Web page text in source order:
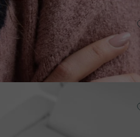
Weißgold, Diamant